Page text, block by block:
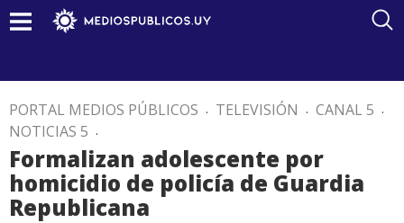
PORTAL MEDIOS PÚBLICOS . TELEVISIÓN . CANAL 5 .
NOTICIAS 5 .
Formalizan adolescente por
homicidio de policía de Guardia
Republicana